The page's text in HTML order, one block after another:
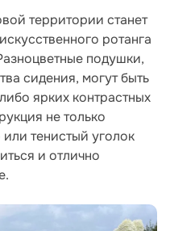
территории станет
ротанга
подушки,
сидения, могут быть
ярких контрастных
не только
тенистый уголок
и отлично